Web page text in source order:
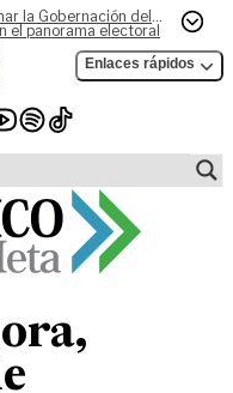
la Gobernación del
el panorama electoral
Enlaces rápidos